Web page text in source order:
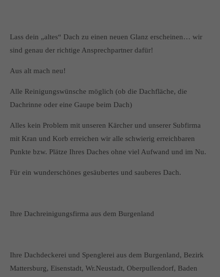
Lass dein „altes“ Dach zu einen neuen Glanz erscheinen… wir
sind genau der richtige Ansprechpartner dafür!
Aus alt mach neu!
Alle Reinigungswünsche möglich (ob die Dachfläche, die
Dachrinne oder eine Gaupe beim Dach)
Alles kein Problem mit unseren Kärcher und unserer Subfirma
mit Kran und Korb erreichen wir alle schwierig erreichbaren
Punkte bzw. Plätze Ihres Daches ohne viel Aufwand und im Nu.
Für ein wunderschönes gesäubertes und sauberes Dach.
Ihre Dachreinigungsfirma aus dem Burgenland
Ihre Dachdeckerei und Spenglerei aus dem Burgenland, Bezirk
Mattersburg, Eisenstadt, Wr.Neustadt, Oberpullendorf, Baden